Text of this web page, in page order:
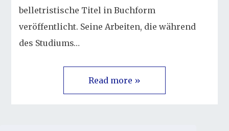
belletristische Titel in Buchform
veröffentlicht. Seine Arbeiten, die während
des Studiums…
Read more »